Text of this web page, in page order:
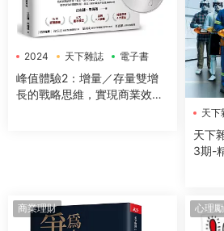
2024 天下雜誌 電子書
峰值體驗2：增量／存量雙增
長的戰略思維，實現商業效益
天下
天下
3期-
商業理財 心理